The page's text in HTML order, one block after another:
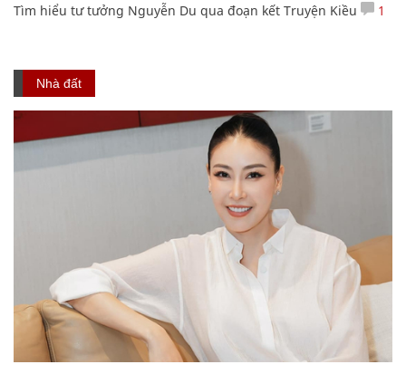
Tìm hiểu tư tưởng Nguyễn Du qua đoạn kết Truyện Kiều 1
Nhà đất